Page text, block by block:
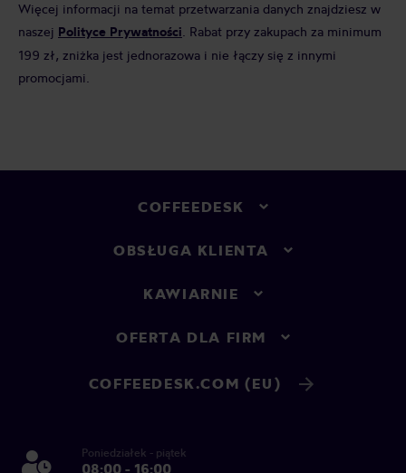
Więcej informacji na temat przetwarzania danych znajdziesz w
naszej Polityce Prywatności . Rabat przy zakupach za minimum
199 zł, zniżka jest jednorazowa i nie łączy się z innymi
promocjami.
COFFEEDESK
OBSŁUGA KLIENTA
KAWIARNIE
OFERTA DLA FIRM
COFFEEDESK.COM (EU)
Poniedziałek - piątek
08:00 - 16:00